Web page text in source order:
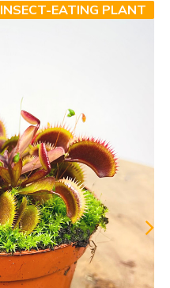
INSECT-EATING PLANT